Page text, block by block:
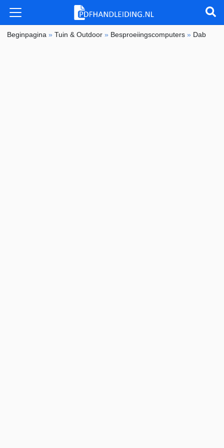
Beginpagina »Tuin & Outdoor » Besproeiingscomputers » Dab